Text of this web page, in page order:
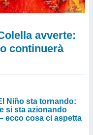
avverte:
continuerà
Niño sta tornando:
si sta azionando
ecco cosa ci aspetta